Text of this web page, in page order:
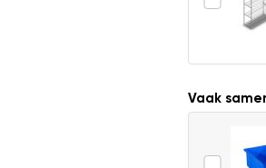
Vaak